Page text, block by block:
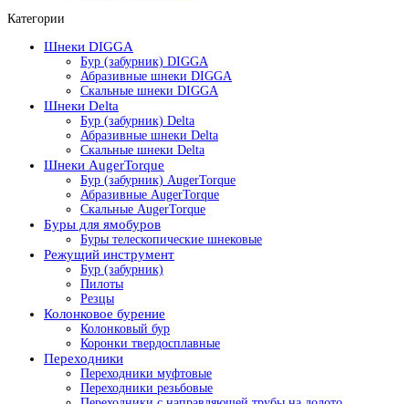
Категории
Шнеки DIGGA
Бур (забурник) DIGGA
Абразивные шнеки DIGGA
Скальные шнеки DIGGA
Шнеки Delta
Бур (забурник) Delta
Абразивные шнеки Delta
Скальные шнеки Delta
Шнеки AugerTorque
Бур (забурник) AugerTorque
Абразивные AugerTorque
Скальные AugerTorque
Буры для ямобуров
Буры телескопические шнековые
Режущий инструмент
Бур (забурник)
Пилоты
Резцы
Колонковое бурение
Колонковый бур
Коронки твердосплавные
Переходники
Переходники муфтовые
Переходники резьбовые